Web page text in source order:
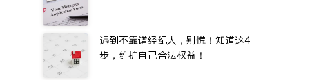
遇到不靠谱经纪人，别慌！知道这4
步，维护自己合法权益！